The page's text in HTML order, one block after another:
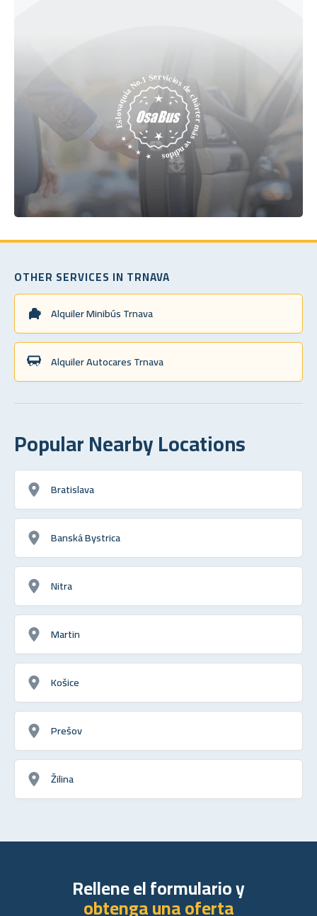
OTHER SERVICES IN TRNAVA
Alquiler Minibús Trnava
Alquiler Autocares Trnava
Popular Nearby Locations
Bratislava
Banská Bystrica
Nitra
Martin
Košice
Prešov
Žilina
Rellene el formulario y
obtenga una oferta